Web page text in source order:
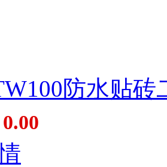
防水贴砖
0.00